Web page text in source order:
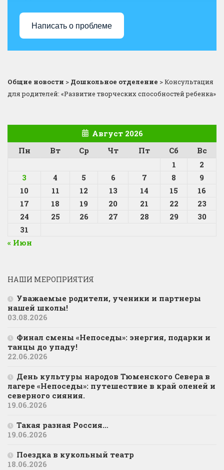
Написать о проблеме
Общие новости > Дошкольное отделение >Консультация
для родителей: «Развитие творческих способностей ребенка»
Август 2026
Пн
Вт Ср Чт Пт Сб
Вс
1
2
3
4 5 6 7 8
9
10
11 12 13 14 15
16
17
18 19 20 21 22
23
24
25 26 27 28 29
30
31
« Июн
НАШИ МЕРОПРИЯТИЯ
Уважаемые родители, ученики и партнеры
нашей школы!
03.08.2026
Финал смены «Непоседы»: энергия, подарки и
танцы до упаду!
22.06.2026
День культуры народов Тюменского Севера в
лагере «Непоседы»: путешествие в край оленей и
северного сияния.
19.06.2026
Такая разная Россия…
19.06.2026
Поездка в кукольный театр
18.06.2026